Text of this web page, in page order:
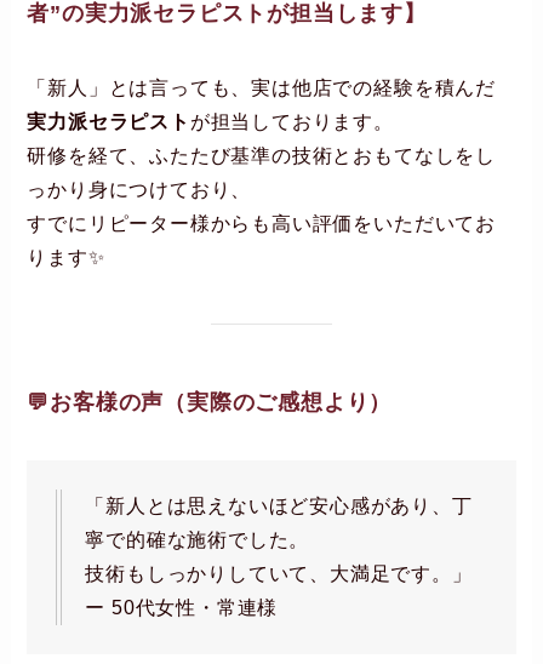
者”の実力派セラピストが担当します】
「新人」とは言っても、実は他店での経験を積んだ
実力派セラピスト が担当しております。
研修を経て、ふたたび基準の技術とおもてなしをし
っかり身につけており、
すでにリピーター様からも高い評価をいただいてお
ります✨
💬お客様の声（実際のご感想より）
「新人とは思えないほど安心感があり、丁
寧で的確な施術でした。
技術もしっかりしていて、大満足です。」
ー 50代女性・常連様